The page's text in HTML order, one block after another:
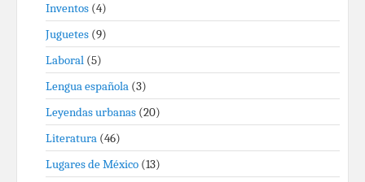
Inventos (4)
Juguetes (9)
Laboral (5)
Lengua española (3)
Leyendas urbanas (20)
Literatura (46)
Lugares de México (13)